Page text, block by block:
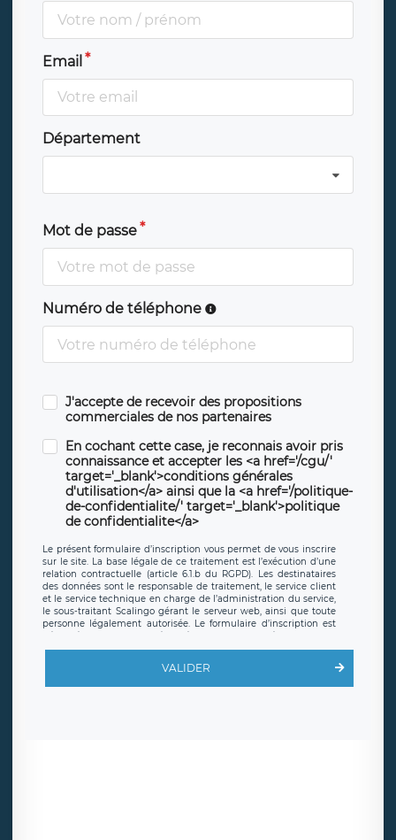
Email
Département
Mot de passe
Numéro de téléphone
J'accepte de recevoir des propositions
commerciales de nos partenaires
En cochant cette case, je reconnais avoir pris
connaissance et accepter les <a href='/cgu/'
target='_blank'>conditions générales
d'utilisation</a> ainsi que la <a href='/politique-
de-confidentialite/' target='_blank'>politique
de confidentialite</a>
Le présent formulaire d’inscription vous permet de vous inscrire
sur le site. La base légale de ce traitement est l’exécution d’une
relation contractuelle (article 6.1.b du RGPD). Les destinataires
des données sont le responsable de traitement, le service client
et le service technique en charge de l’administration du service,
le sous-traitant Scalingo gérant le serveur web, ainsi que toute
personne légalement autorisée. Le formulaire d’inscription est
offrant desclauses de protection conformes au RGPD. Les
en sollicite la suppression, étant entendu que vous pouvez
demander la suppression de vos données et retirer votre
VALIDER